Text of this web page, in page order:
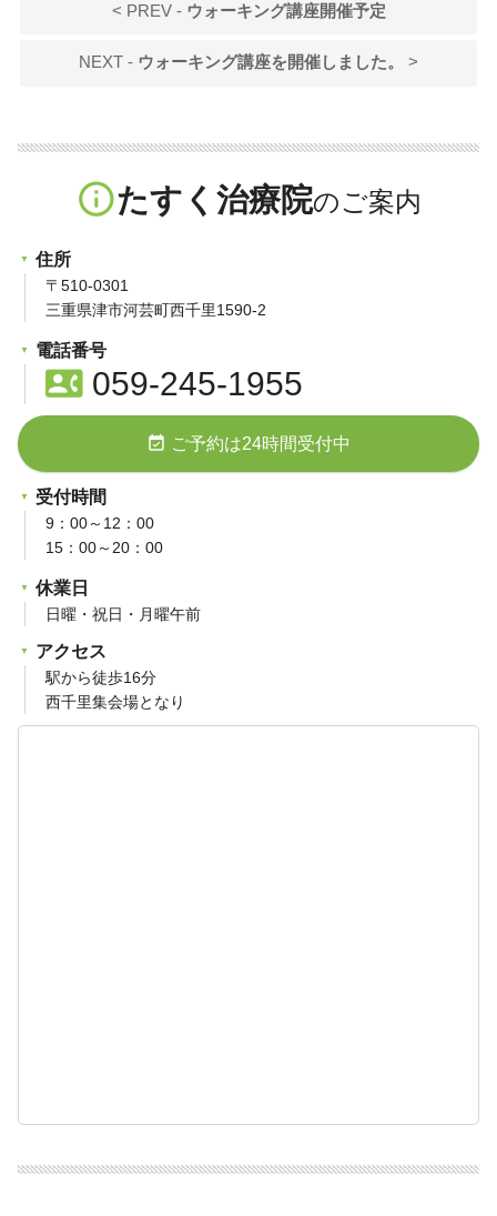
< PREV - ウォーキング講座開催予定
NEXT - ウォーキング講座を開催しました。 >
info_outlineたすく治療院
住所
〒510-0301
三重県津市河芸町西千里1590-2
電話番号
contact_phone059-245-1955
event_available ご予約は24時間受付中
受付時間
9：00～12：00
15：00～20：00
休業日
日曜・祝日・月曜午前
アクセス
駅から徒歩16分
西千里集会場となり